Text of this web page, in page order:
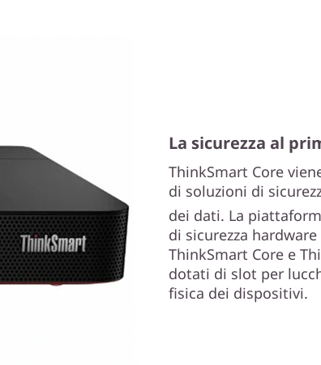
La sicurezza al
ThinkSmart Core
di soluzioni di
dei dati. La
di sicurezza
ThinkSmart Core e
dotati di slot per
fisica dei dispositivi.